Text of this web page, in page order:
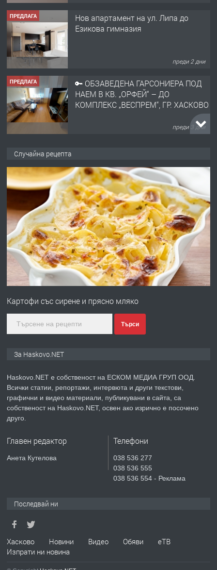
ПРЕДЛАГА
Нов апартамент на ул. Липа до
Езикова гимназия
преди 2 дни
ПРЕДЛАГА
🔑 ОБЗАВЕДЕНА ГАРСОНИЕРА ПОД
НАЕМ В КВ. „ОРФЕЙ“ – ДО
КОМПЛЕКС „ВЕСПРЕМ“, ГР. ХАСКОВО
преди 3 дни
АПАРТАМЕНТ В ЦЕНТЪРА НА ГР.
ХАСКОВО
преди 4 дни
ПРЕДЛАГА Давам гараж под наем
преди 4 дни
ПРЕДЛАГА
№4120 Магазин/Офис под наем в кв.
градската градина!
преди 5 дни
ПРЕДЛАГА
Продавам парцел в гр. Хасково кв.
СГЛОБЯВАНЕ НА МЕБЕЛИ.
ПРЕДЛАГА
№4119 Едностаен обзаведен
Случайна рецепта
Картофи със сирене и прясно мляко
Търси
За Haskovo.NET
Haskovo.NET е собственост на ЕСКОМ МЕДИА ГРУП ООД.
Всички статии, репортажи, интервюта и други текстови,
графични и видео материали, публикувани в сайта, са
собственост на Haskovo.NET, освен ако изрично е посочено
друго.
Главен редактор
Анета Кутелова
Телефони
038 536 277
038 536 555
038 536 554 - Реклама
Последвай ни
Хасково Новини Видео Обяви
еТВ
Изпрати ни новина